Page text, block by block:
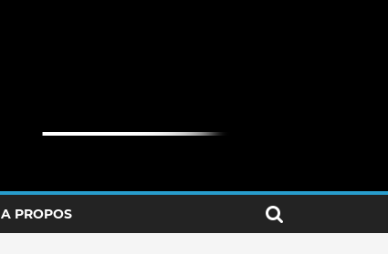
A PROPOS